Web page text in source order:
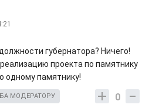
губернатора? Ничего!
проекта по памятнику
одному памятнику!
0
МОДЕРАТОРУ